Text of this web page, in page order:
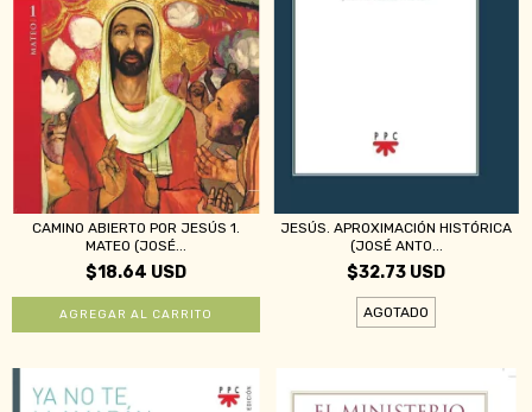
CAMINO ABIERTO POR JESÚS 1.
MATEO (JOSÉ...
$18.64 USD
JESÚS. APROXIMACIÓN HISTÓRICA
(JOSÉ ANTO...
$32.73 USD
AGOTADO